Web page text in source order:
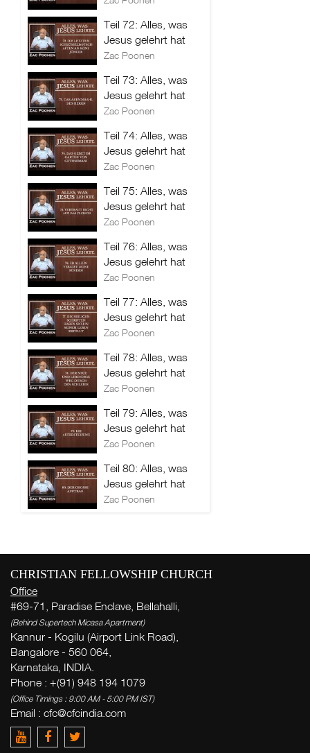
Teil 72: Alles, was
Jesus gelehrt hat
Zac Poonen
Teil 73: Alles, was
Jesus gelehrt hat
Zac Poonen
Teil 74: Alles, was
Jesus gelehrt hat
Zac Poonen
Teil 75: Alles, was
Jesus gelehrt hat
Zac Poonen
Teil 76: Alles, was
Jesus gelehrt hat
Zac Poonen
Teil 77: Alles, was
Jesus gelehrt hat
Zac Poonen
Teil 78: Alles, was
Jesus gelehrt hat
Zac Poonen
Teil 79: Alles, was
Jesus gelehrt hat
Zac Poonen
Teil 80: Alles, was
Jesus gelehrt hat
Zac Poonen
CHRISTIAN FELLOWSHIP CHURCH
Office
#69-71, Paradise Enclave, Bellahalli,
(Behind Supertech Micasa Apartment)
Kannur - Kogilu (Airport Link Road),
Bangalore - 560 064,
Karnataka, INDIA.
Phone : +(91) 948 194 1079
(Office Timings : 9:00 AM - 5:00 PM IST)
Email : cfc@cfcindia.com